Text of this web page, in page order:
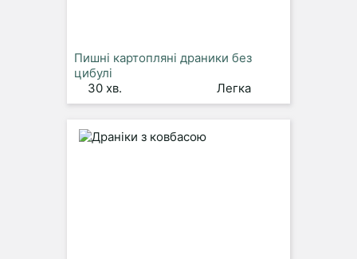
Пишні картопляні драники без
цибулі
30 хв.
Легка